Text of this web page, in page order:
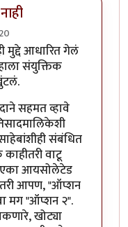
byजेम्स वांड
मुद्दे आधारित गेलं
संयुक्तिक
सहमत व्हावे
संबंधित
वाटू
एका आयसोलेटेड
तरी आपण, "ऑप्शन
मग "ऑप्शन २".
खोट्या